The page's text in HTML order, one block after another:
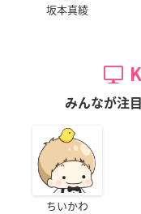
坂本真綾
みんなが注
ちいかわ